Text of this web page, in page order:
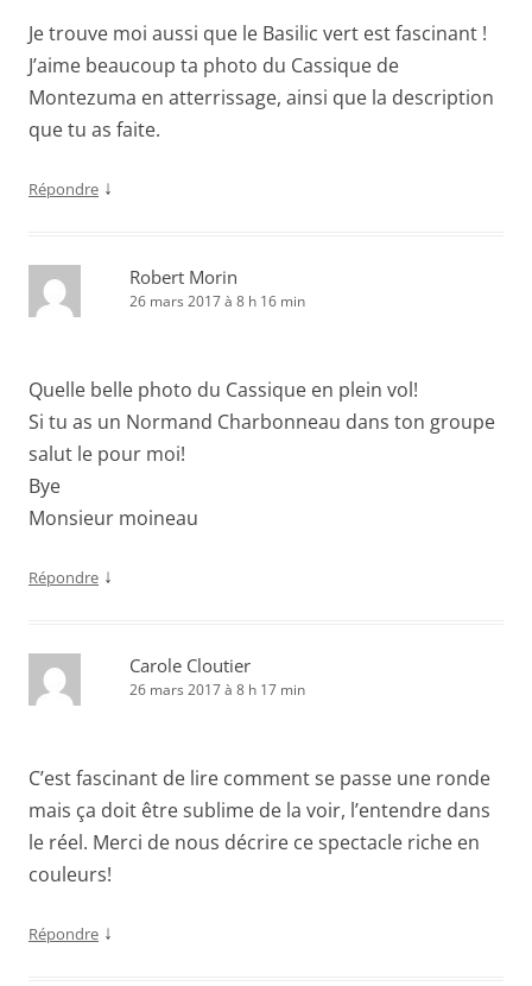
Je trouve moi aussi que le Basilic vert est fascinant !
J’aime beaucoup ta photo du Cassique de
Montezuma en atterrissage, ainsi que la description
que tu as faite.
Répondre ↓
Robert Morin
26 mars 2017 à 8 h 16 min
Quelle belle photo du Cassique en plein vol!
Si tu as un Normand Charbonneau dans ton groupe
salut le pour moi!
Bye
Monsieur moineau
Répondre ↓
Carole Cloutier
26 mars 2017 à 8 h 17 min
C’est fascinant de lire comment se passe une ronde
mais ça doit être sublime de la voir, l’entendre dans
le réel. Merci de nous décrire ce spectacle riche en
couleurs!
Répondre ↓